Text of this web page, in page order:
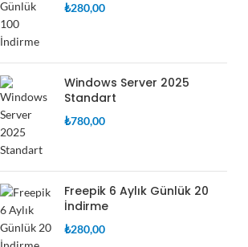
₺280,00
Windows Server 2025
Standart
₺780,00
Freepik 6 Aylık Günlük 20
İndirme
₺280,00